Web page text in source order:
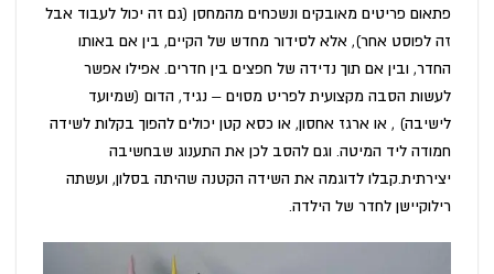
פתאום פריטים מאובקים ונשכחים מהמחסן (גם זה יכול לעבוד אבל
זה לפוסט אחר), אלא לסידור מחדש של הקיים, בין אם באותו
החדר, ובין אם תוך נדידה של חפצים בין חדרים. אפילו אפשר
לעשות הסבה מקצועית לפריט מסוים – נגיד, הדום (שמיועד
לישיבה) , או ארגז אחסון, או כסא קטן יכולים להפוך בקלות לשידה
חמודה ליד המיטה. וגם להסב לכן את התענוג שבחשיבה
יצירתית.קבלו לדוגמה את השידה הקטנה שהיתה בסלון, ועשתה
רילוקיישן לחדר של הילדה.